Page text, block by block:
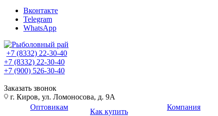
Вконтакте
Telegram
WhatsApp
+7 (8332) 22-30-40
+7 (8332) 22-30-40
+7 (900) 526-30-40
Заказать звонок
г. Киров, ул. Ломоносова, д. 9А
Оптовикам
Как купить
Компания